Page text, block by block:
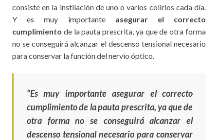
consiste en la instilación de uno o varios colirios cada día.
Y es muy importante asegurar el correcto
cumplimiento de la pauta prescrita, ya que de otra forma
no se conseguirá alcanzar el descenso tensional necesario
para conservar la función del nervio óptico.
“Es muy importante asegurar el correcto
cumplimiento de la pauta prescrita, ya que de
otra forma no se conseguirá alcanzar el
descenso tensional necesario para conservar